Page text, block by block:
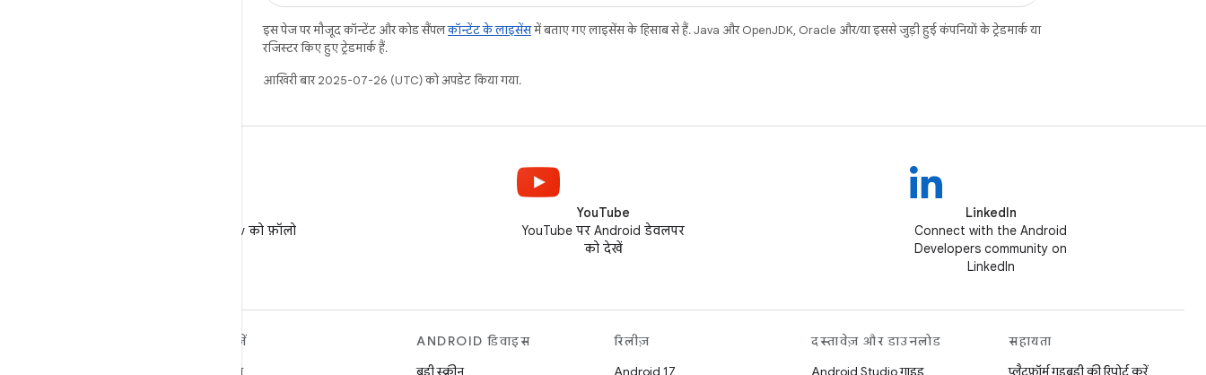
इस पेज पर मौजूद कॉन्टेंट और कोड सैंपलकॉन्टेंट के लाइसेंसमें बताए गए लाइसेंस के हिसाब से हैं. Java और OpenJDK, Oracle और/या इससे जुड़ी हुई कंपनियों के ट्रेडमार्क या
रजिस्टर किए हुए ट्रेडमार्क हैं.
आखिरी बार 2025-07-26 (UTC) को अपडेट किया गया.
X पर @AndroidDev को फ़ॉलो
YouTube
YouTube पर Android डेवलपर
को देखें
LinkedIn
Connect with the Android
Developers community on
LinkedIn
खोजें
गेमिंग
ANDROID डिवाइस
बड़ी स्क्रीन
रिलीज़
Android 17
दस्तावेज़ और डाउनलोड
Android Studio गाइड
सहायता
प्लैटफ़ॉर्म गड़बड़ी की रिपोर्ट करें